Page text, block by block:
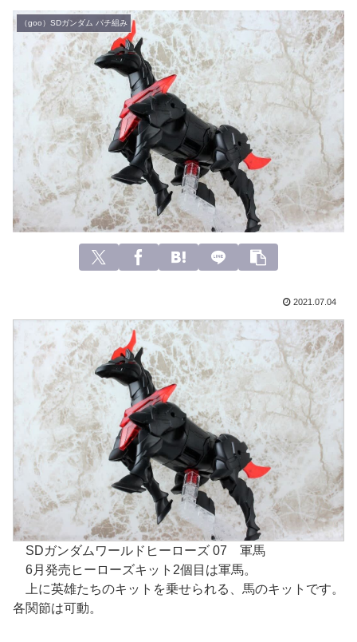
（goo）SDガンダム パチ組み
2021.07.04
SDガンダムワールドヒーローズ 07 軍馬
6月発売ヒーローズキット2個目は軍馬。
上に英雄たちのキットを乗せられる、馬のキットです。
各関節は可動。